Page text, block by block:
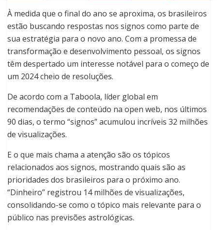
À medida que o final do ano se aproxima, os brasileiros
estão buscando respostas nos signos como parte de
sua estratégia para o novo ano. Com a promessa de
transformação e desenvolvimento pessoal, os signos
têm despertado um interesse notável para o começo de
um 2024 cheio de resoluções.
De acordo com a Taboola, líder global em
recomendações de conteúdo na open web, nos últimos
90 dias, o termo “signos” acumulou incríveis 32 milhões
de visualizações.
E o que mais chama a atenção são os tópicos
relacionados aos signos, mostrando quais são as
prioridades dos brasileiros para o próximo ano.
“Dinheiro” registrou 14 milhões de visualizações,
consolidando-se como o tópico mais relevante para o
público nas previsões astrológicas.